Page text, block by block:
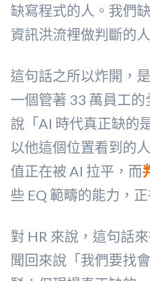
缺寫程式的人。我們
資訊洪流裡做判斷的人
這句話之所以炸開，
一個管著 33 萬員工
說「AI 時代真正缺的
以他這個位置看到的
值正在被 AI 拉平，而
些 EQ 範疇的能力，
對 HR 來說，這句話
聞回來說「我們要找